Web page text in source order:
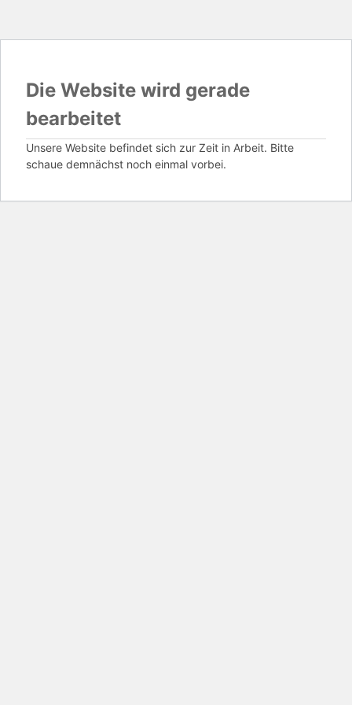
Die Website wird gerade
bearbeitet
Unsere Website befindet sich zur Zeit in Arbeit. Bitte
schaue demnächst noch einmal vorbei.